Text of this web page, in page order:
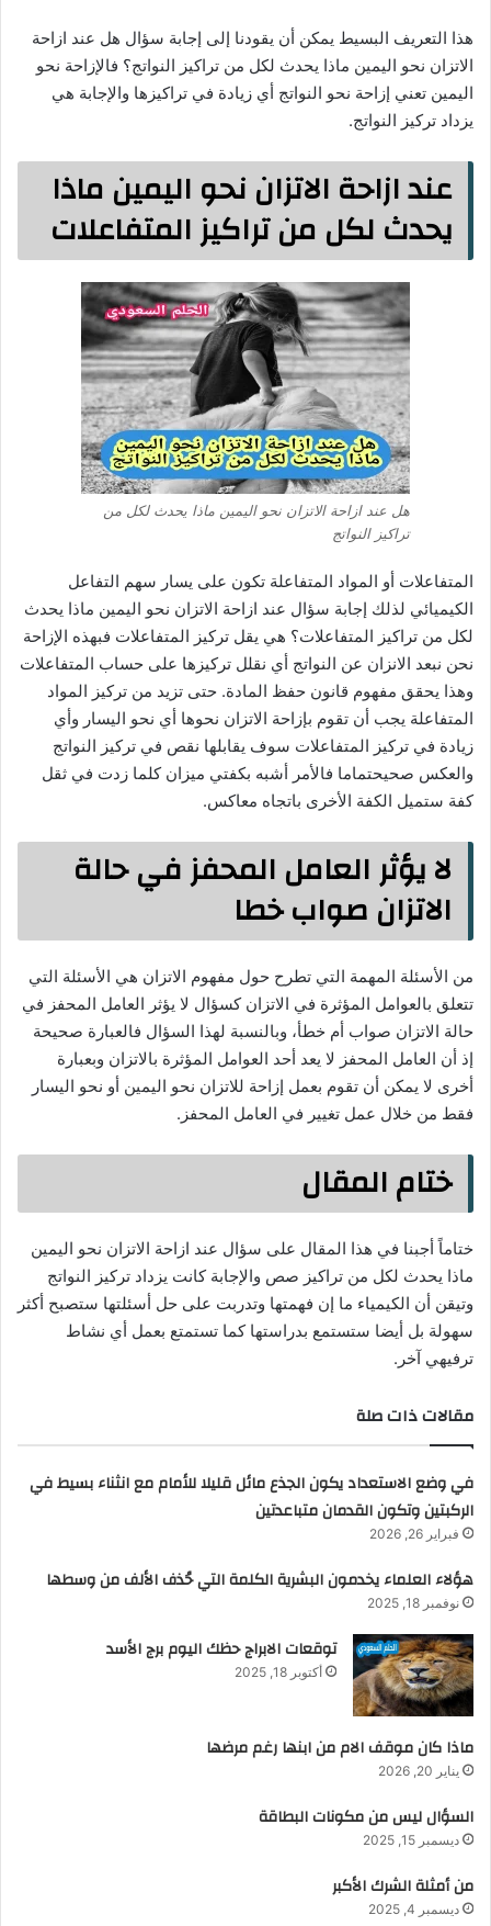
هذا التعريف البسيط يمكن أن يقودنا إلى إجابة سؤال هل عند ازاحة
الاتزان نحو اليمين ماذا يحدث لكل من تراكيز النواتج؟ فالإزاحة نحو
اليمين تعني إزاحة نحو النواتج أي زيادة في تراكيزها والإجابة هي
يزداد تركيز النواتج.
عند ازاحة الاتزان نحو اليمين ماذا
يحدث لكل من تراكيز المتفاعلات
هل عند ازاحة الاتزان نحو اليمين ماذا يحدث لكل من
تراكيز النواتج
المتفاعلات أو المواد المتفاعلة تكون على يسار سهم التفاعل
الكيميائي لذلك إجابة سؤال عند ازاحة الاتزان نحو اليمين ماذا يحدث
لكل من تراكيز المتفاعلات؟ هي يقل تركيز المتفاعلات فبهذه الإزاحة
نحن نبعد الانزان عن النواتج أي نقلل تركيزها على حساب المتفاعلات
وهذا يحقق مفهوم قانون حفظ المادة. حتى تزيد من تركيز المواد
المتفاعلة يجب أن تقوم بإزاحة الاتزان نحوها أي نحو اليسار وأي
زيادة في تركيز المتفاعلات سوف يقابلها نقص في تركيز النواتج
والعكس صحيحتماما فالأمر أشبه بكفتي ميزان كلما زدت في ثقل
كفة ستميل الكفة الأخرى باتجاه معاكس.
لا يؤثر العامل المحفز في حالة
الاتزان صواب خطا
من الأسئلة المهمة التي تطرح حول مفهوم الاتزان هي الأسئلة التي
تتعلق بالعوامل المؤثرة في الاتزان كسؤال لا يؤثر العامل المحفز في
حالة الاتزان صواب أم خطأ، وبالنسبة لهذا السؤال فالعبارة صحيحة
إذ أن العامل المحفز لا يعد أحد العوامل المؤثرة بالاتزان وبعبارة
أخرى لا يمكن أن تقوم بعمل إزاحة للاتزان نحو اليمين أو نحو اليسار
فقط من خلال عمل تغيير في العامل المحفز.
ختام المقال
ختاماً أجبنا في هذا المقال على سؤال عند ازاحة الاتزان نحو اليمين
ماذا يحدث لكل من تراكيز صص والإجابة كانت يزداد تركيز النواتج
وتيقن أن الكيمياء ما إن فهمتها وتدربت على حل أسئلتها ستصبح أكثر
سهولة بل أيضا ستستمع بدراستها كما تستمتع بعمل أي نشاط
ترفيهي آخر.
مقالات ذات صلة
في وضع الاستعداد يكون الجذع مائل قليلا للأمام مع انثناء بسيط في
الركبتين وتكون القدمان متباعدتين
فبراير 26, 2026
هؤلاء العلماء يخدمون البشرية الكلمة التي حُذف الألف من وسطها
نوفمبر 18, 2025
توقعات الابراج حظك اليوم برج الأسد
أكتوبر 18, 2025
ماذا كان موقف الام من ابنها رغم مرضها
يناير 20, 2026
السؤال ليس من مكونات البطاقة
ديسمبر 15, 2025
من أمثلة الشرك الأكبر
ديسمبر 4, 2025